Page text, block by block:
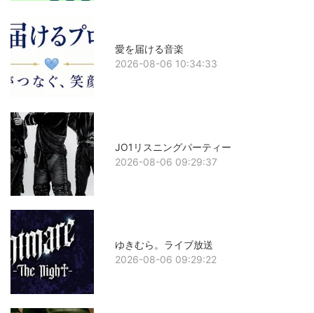
愛を届ける音楽
2026-08-06 10:34:33
JO1リスニングパーティー
2026-08-06 09:29:37
ゆきむら。ライブ放送
2026-08-06 09:29:22